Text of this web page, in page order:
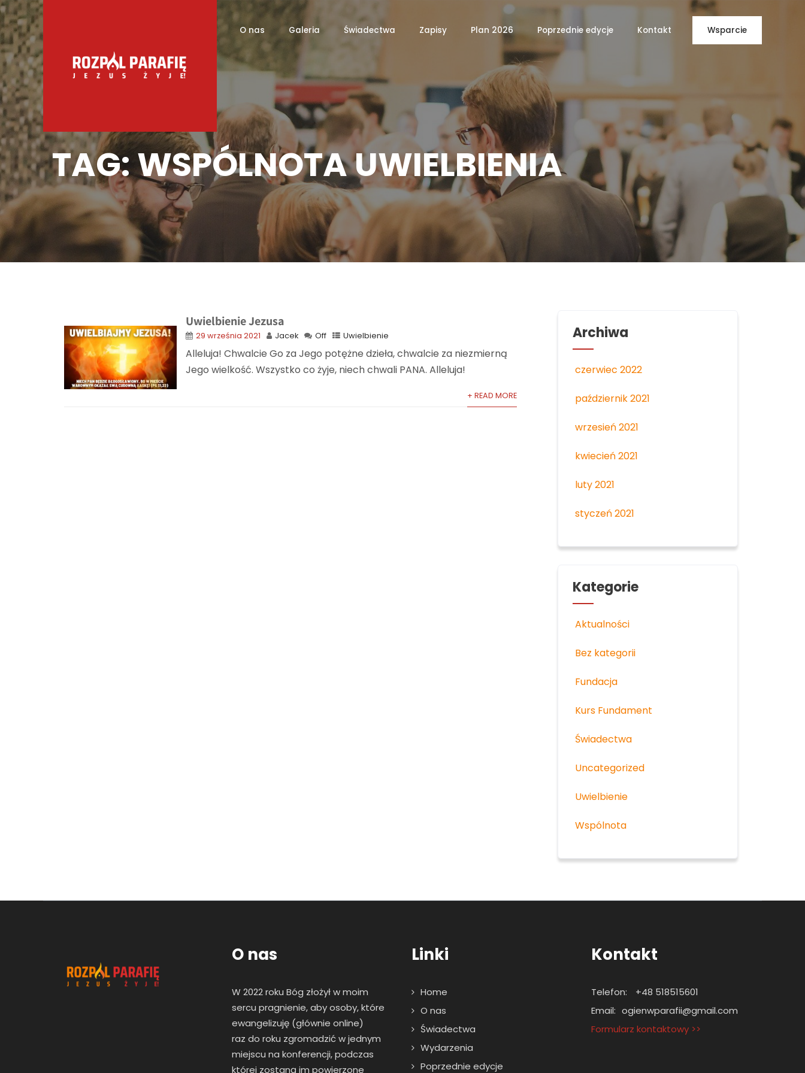
O nas Galeria Świadectwa Zapisy Plan 2026 Poprzednie edycje Kontakt Wsparcie
TAG:WSPÓLNOTA UWIELBIENIA
Uwielbienie Jezusa
29 września 2021 Jacek Off Uwielbienie
Alleluja! Chwalcie Go za Jego potężne dzieła, chwalcie za niezmierną
Jego wielkość. Wszystko co żyje, niech chwali PANA. Alleluja!
+ READ MORE
Archiwa
czerwiec 2022
październik 2021
wrzesień 2021
kwiecień 2021
luty 2021
styczeń 2021
Kategorie
Aktualności
Bez kategorii
Fundacja
Kurs Fundament
Świadectwa
Uncategorized
Uwielbienie
Wspólnota
O nas
W 2022 roku Bóg złożył w moim
sercu pragnienie, aby osoby, które
ewangelizuję (głównie online)
raz do roku zgromadzić w jednym
miejscu na konferencji, podczas
której zostaną im powierzone
Linki
Home
O nas
Świadectwa
Wydarzenia
Poprzednie edycje
Kontakt
Telefon:
+48 518515601
Email: ogienwparafii@gmail.com
Formularz kontaktowy >>